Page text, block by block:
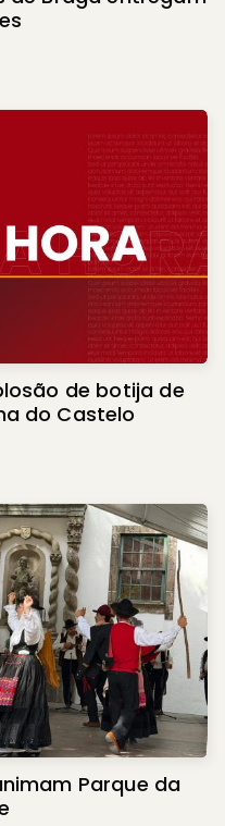
de botija de
do Castelo
Parque da